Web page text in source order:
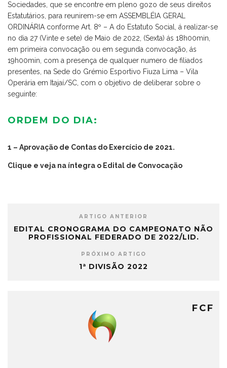
Sociedades, que se encontre em pleno gozo de seus direitos
Estatutários, para reunirem-se em ASSEMBLÉIA GERAL
ORDINÁRIA conforme Art. 8º – A do Estatuto Social, á realizar-se
no dia 27 (Vinte e sete) de Maio de 2022, (Sexta) ás 18h00min,
em primeira convocação ou em segunda convocação, ás
19h00min, com a presença de qualquer numero de filiados
presentes, na Sede do Grémio Esportivo Fiuza Lima – Vila
Operária em Itajaí/SC, com o objetivo de deliberar sobre o
seguinte:
ORDEM DO DIA:
1 – Aprovação de Contas do Exercício de 2021.
Clique e veja na íntegra o Edital de Convocação
ARTIGO ANTERIOR
EDITAL CRONOGRAMA DO CAMPEONATO NÃO
PROFISSIONAL FEDERADO DE 2022/LID.
PRÓXIMO ARTIGO
1ª DIVISÃO 2022
FCF